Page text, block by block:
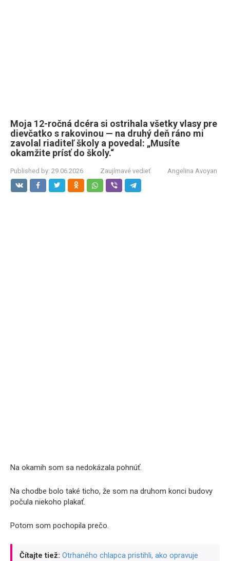
Moja 12-ročná dcéra si ostrihala všetky vlasy pre
dievčatko s rakovinou — na druhý deň ráno mi
zavolal riaditeľ školy a povedal: „Musíte
okamžite prísť do školy.“
Published by: 29.06.2026 Zaujímavé vedieť Angelina Avoyan
Na okamih som sa nedokázala pohnúť.
Na chodbe bolo také ticho, že som na druhom konci budovy
počula niekoho plakať.
Potom som pochopila prečo.
Čítajte tiež: Otrhaného chlapca pristihli, ako opravuje